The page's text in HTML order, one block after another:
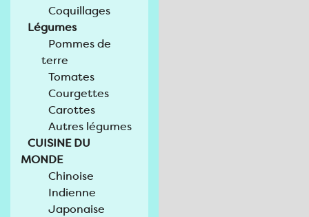
Coquillages
Légumes
Pommes de
terre
Tomates
Courgettes
Carottes
Autres légumes
CUISINE DU
MONDE
Chinoise
Indienne
Japonaise